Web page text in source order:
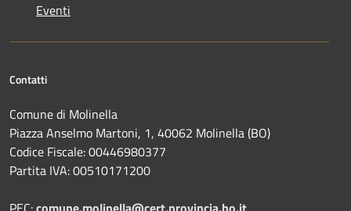
Eventi
Contatti
Comune di Molinella
Piazza Anselmo Martoni, 1, 40062 Molinella (BO)
Codice Fiscale: 00446980377
Partita IVA: 00510171200